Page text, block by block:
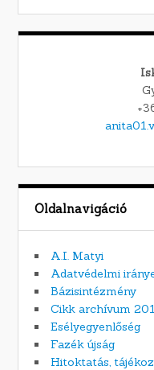
Oldalnavigáció
A.I. Matyi
Adatvédelmi
Bázisintézmény
Cikk archívum
Esélyegyenlőség
Fazék újság
Hitoktatás,